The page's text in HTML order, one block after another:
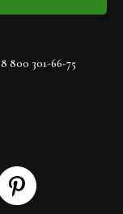
8 800 301-66-75